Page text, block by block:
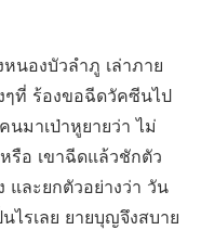
นองบัวลำภู เล่าภาย
ที่ ร้องขอฉีดวัคซีนไป
นมาเป่าหูยายว่า ไม่
รือ เขาฉีดแล้วชักตัว
และยกตัวอย่างว่า วัน
ไรเลย ยายบุญจึงสบาย